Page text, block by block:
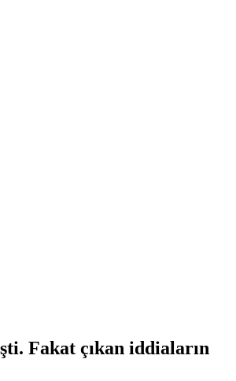
Fakat çıkan iddiaların